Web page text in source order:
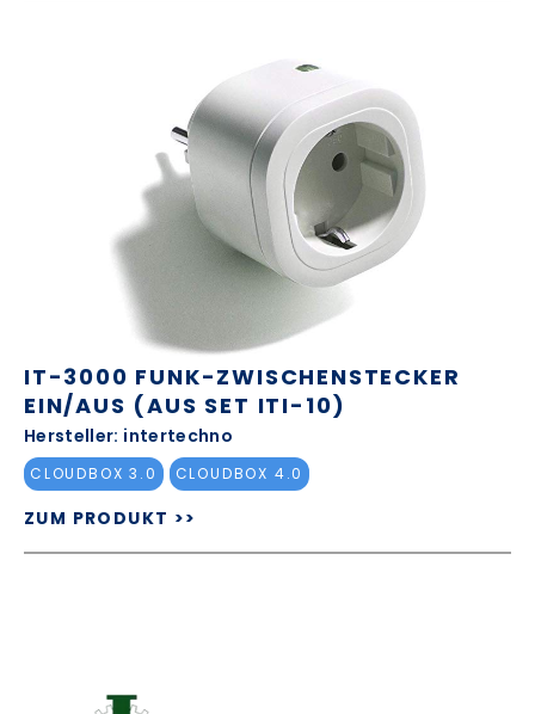
IT-3000 FUNK-ZWISCHENSTECKER
EIN/AUS (AUS SET ITI-10)
Hersteller: intertechno
CLOUDBOX 3.0 CLOUDBOX 4.0
ZUM PRODUKT >>